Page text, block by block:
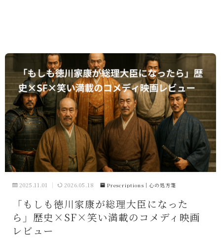
2025.11.01 2026.05.18 Prescriptions｜心の処方箋
「もしも徳川家康が総理大臣になった
ら」歴史×SF×笑い満載のコメディ映画
レビュー